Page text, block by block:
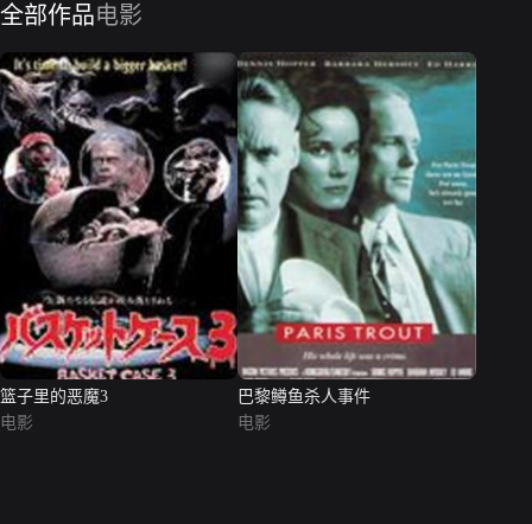
全部作品电影
篮子里的恶魔3
电影
巴黎鳟鱼杀人事件
电影